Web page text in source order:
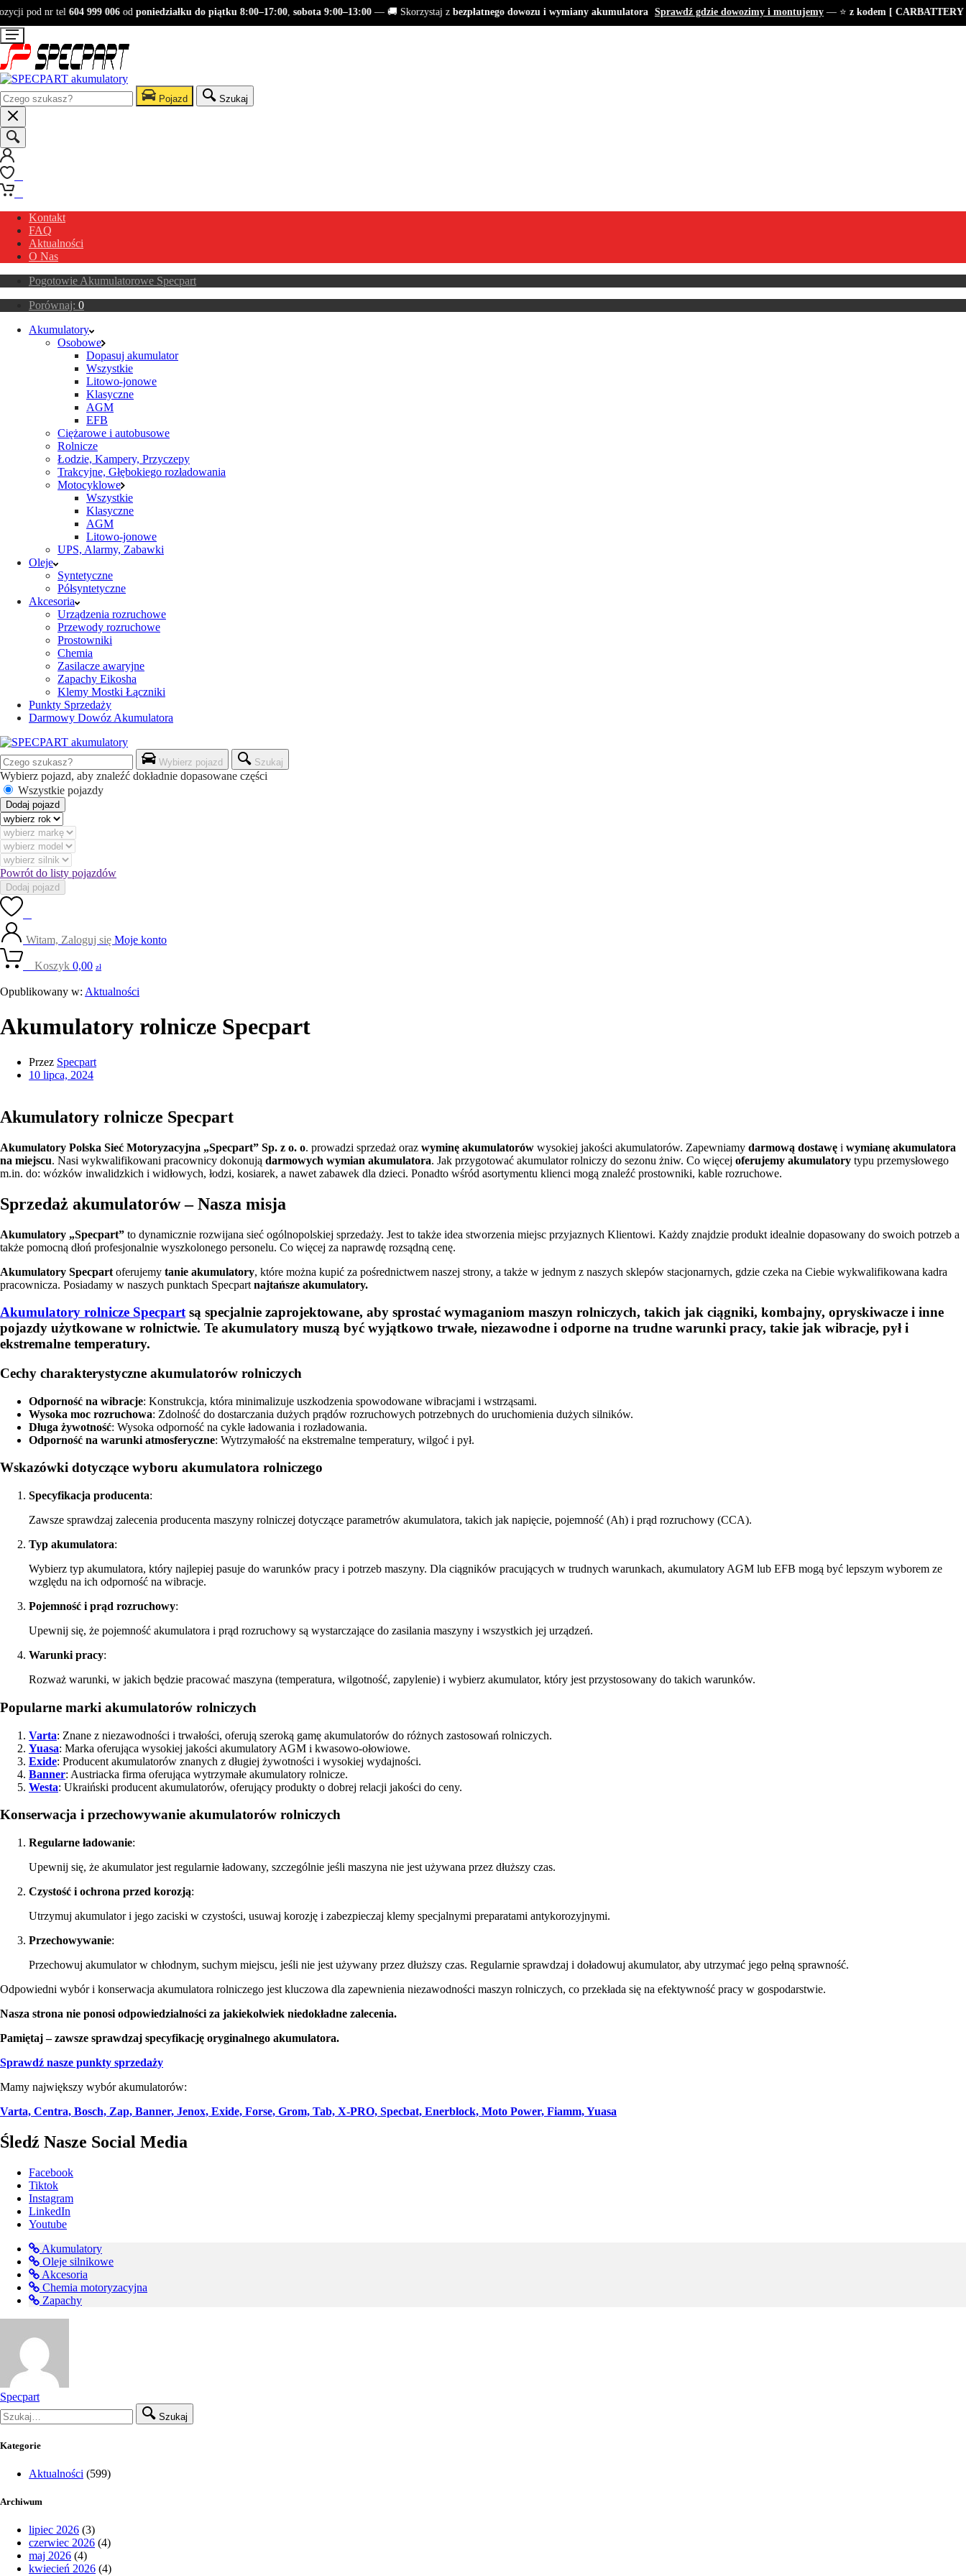
pod nr tel604 999 006odponiedziałku do piątku 8:00–17:00,sobota 9:00–13:00— 🚚 Skorzystaj z bezpłatnego dowozu i wymiany akumulatora Sprawdź gdzie dowozimy i montujemy— ⭐ z kodem [ CARBATTERY ]
Pojazd Szukaj
Kontakt
FAQ
Aktualności
O Nas
Pogotowie Akumulatorowe Specpart
Porównaj: 0
Akumulatory
Osobowe
Dopasuj akumulator
Wszystkie
Litowo-jonowe
Klasyczne
AGM
EFB
Ciężarowe i autobusowe
Rolnicze
Łodzie, Kampery, Przyczepy
Trakcyjne, Głębokiego rozładowania
Motocyklowe
Wszystkie
Klasyczne
AGM
Litowo-jonowe
UPS, Alarmy, Zabawki
Oleje
Syntetyczne
Półsyntetyczne
Akcesoria
Urządzenia rozruchowe
Przewody rozruchowe
Prostowniki
Chemia
Zasilacze awaryjne
Zapachy Eikosha
Klemy Mostki Łączniki
Punkty Sprzedaży
Darmowy Dowóz Akumulatora
Wybierz pojazd Szukaj
Wybierz pojazd, aby znaleźć dokładnie dopasowane części
Wszystkie pojazdy
Dodaj pojazd
Powrót do listy pojazdów
Dodaj pojazd
Witam, Zaloguj się Moje konto
Koszyk 0,00 zł
Opublikowany w: Aktualności
Akumulatory rolnicze Specpart
Przez Specpart
10 lipca, 2024
Akumulatory rolnicze Specpart
Akumulatory Polska Sieć Motoryzacyjna „Specpart” Sp. z o. o. prowadzi sprzedaż oraz wyminę akumulatorów wysokiej jakości akumulatorów. Zapewniamy darmową dostawę i wymianę akumulatora
na miejscu. Nasi wykwalifikowani pracownicy dokonują darmowych wymian akumulatora. Jak przygotować akumulator rolniczy do sezonu żniw. Co więcej oferujemy akumulatory typu przemysłowego
m.in. do: wózków inwalidzkich i widłowych, łodzi, kosiarek, a nawet zabawek dla dzieci. Ponadto wśród asortymentu klienci mogą znaleźć prostowniki, kable rozruchowe.
Sprzedaż akumulatorów – Nasza misja
Akumulatory „Specpart” to dynamicznie rozwijana sieć ogólnopolskiej sprzedaży. Jest to także idea stworzenia miejsc przyjaznych Klientowi. Każdy znajdzie produkt idealnie dopasowany do swoich potrzeb a
także pomocną dłoń profesjonalnie wyszkolonego personelu. Co więcej za naprawdę rozsądną cenę.
Akumulatory Specpart oferujemy tanie akumulatory, które można kupić za pośrednictwem naszej strony, a także w jednym z naszych sklepów stacjonarnych, gdzie czeka na Ciebie wykwalifikowana kadra
pracownicza. Posiadamy w naszych punktach Specpart najtańsze akumulatory.
Akumulatory rolnicze Specpartsą specjalnie zaprojektowane, aby sprostać wymaganiom maszyn rolniczych, takich jak ciągniki, kombajny, opryskiwacze i inne
pojazdy użytkowane w rolnictwie. Te akumulatory muszą być wyjątkowo trwałe, niezawodne i odporne na trudne warunki pracy, takie jak wibracje, pył i
ekstremalne temperatury.
Cechy charakterystyczne akumulatorów rolniczych
Odporność na wibracje: Konstrukcja, która minimalizuje uszkodzenia spowodowane wibracjami i wstrząsami.
Wysoka moc rozruchowa: Zdolność do dostarczania dużych prądów rozruchowych potrzebnych do uruchomienia dużych silników.
Długa żywotność: Wysoka odporność na cykle ładowania i rozładowania.
Odporność na warunki atmosferyczne: Wytrzymałość na ekstremalne temperatury, wilgoć i pył.
Wskazówki dotyczące wyboru akumulatora rolniczego
Specyfikacja producenta:
Zawsze sprawdzaj zalecenia producenta maszyny rolniczej dotyczące parametrów akumulatora, takich jak napięcie, pojemność (Ah) i prąd rozruchowy (CCA).
Typ akumulatora:
Wybierz typ akumulatora, który najlepiej pasuje do warunków pracy i potrzeb maszyny. Dla ciągników pracujących w trudnych warunkach, akumulatory AGM lub EFB mogą być lepszym wyborem ze
względu na ich odporność na wibracje.
Pojemność i prąd rozruchowy:
Upewnij się, że pojemność akumulatora i prąd rozruchowy są wystarczające do zasilania maszyny i wszystkich jej urządzeń.
Warunki pracy:
Rozważ warunki, w jakich będzie pracować maszyna (temperatura, wilgotność, zapylenie) i wybierz akumulator, który jest przystosowany do takich warunków.
Popularne marki akumulatorów rolniczych
Varta: Znane z niezawodności i trwałości, oferują szeroką gamę akumulatorów do różnych zastosowań rolniczych.
Yuasa: Marka oferująca wysokiej jakości akumulatory AGM i kwasowo-ołowiowe.
Exide: Producent akumulatorów znanych z długiej żywotności i wysokiej wydajności.
Banner: Austriacka firma oferująca wytrzymałe akumulatory rolnicze.
Westa: Ukraiński producent akumulatorów, oferujący produkty o dobrej relacji jakości do ceny.
Konserwacja i przechowywanie akumulatorów rolniczych
Regularne ładowanie:
Upewnij się, że akumulator jest regularnie ładowany, szczególnie jeśli maszyna nie jest używana przez dłuższy czas.
Czystość i ochrona przed korozją:
Utrzymuj akumulator i jego zaciski w czystości, usuwaj korozję i zabezpieczaj klemy specjalnymi preparatami antykorozyjnymi.
Przechowywanie:
Przechowuj akumulator w chłodnym, suchym miejscu, jeśli nie jest używany przez dłuższy czas. Regularnie sprawdzaj i doładowuj akumulator, aby utrzymać jego pełną sprawność.
Odpowiedni wybór i konserwacja akumulatora rolniczego jest kluczowa dla zapewnienia niezawodności maszyn rolniczych, co przekłada się na efektywność pracy w gospodarstwie.
Nasza strona nie ponosi odpowiedzialności za jakiekolwiek niedokładne zalecenia.
Pamiętaj – zawsze sprawdzaj specyfikację oryginalnego akumulatora.
Sprawdź nasze punkty sprzedaży
Mamy największy wybór akumulatorów:
Varta, Centra, Bosch, Zap, Banner, Jenox, Exide, Forse, Grom, Tab, X-PRO, Specbat, Enerblock, Moto Power, Fiamm, Yuasa
Śledź Nasze Social Media
Facebook
Tiktok
Instagram
LinkedIn
Youtube
Akumulatory
Oleje silnikowe
Akcesoria
Chemia motoryzacyjna
Zapachy
Specpart
Szukaj
Kategorie
Aktualności (599)
Archiwum
lipiec 2026 (3)
czerwiec 2026 (4)
maj 2026 (4)
kwiecień 2026 (4)